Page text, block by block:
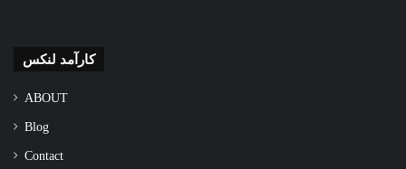
کارآمد لنکس
ABOUT
Blog
Contact